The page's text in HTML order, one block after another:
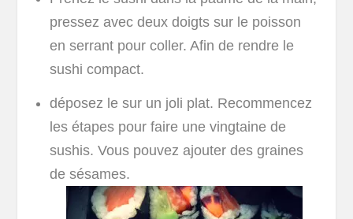
pressez avec deux doigts sur le poisson
en serrant pour coller. Afin de rendre le
sushi compact.
déposez le sur un joli plat. Recommencez
les étapes pour faire une vingtaine de
sushis. Vous pouvez ajouter des graines
de sésames.